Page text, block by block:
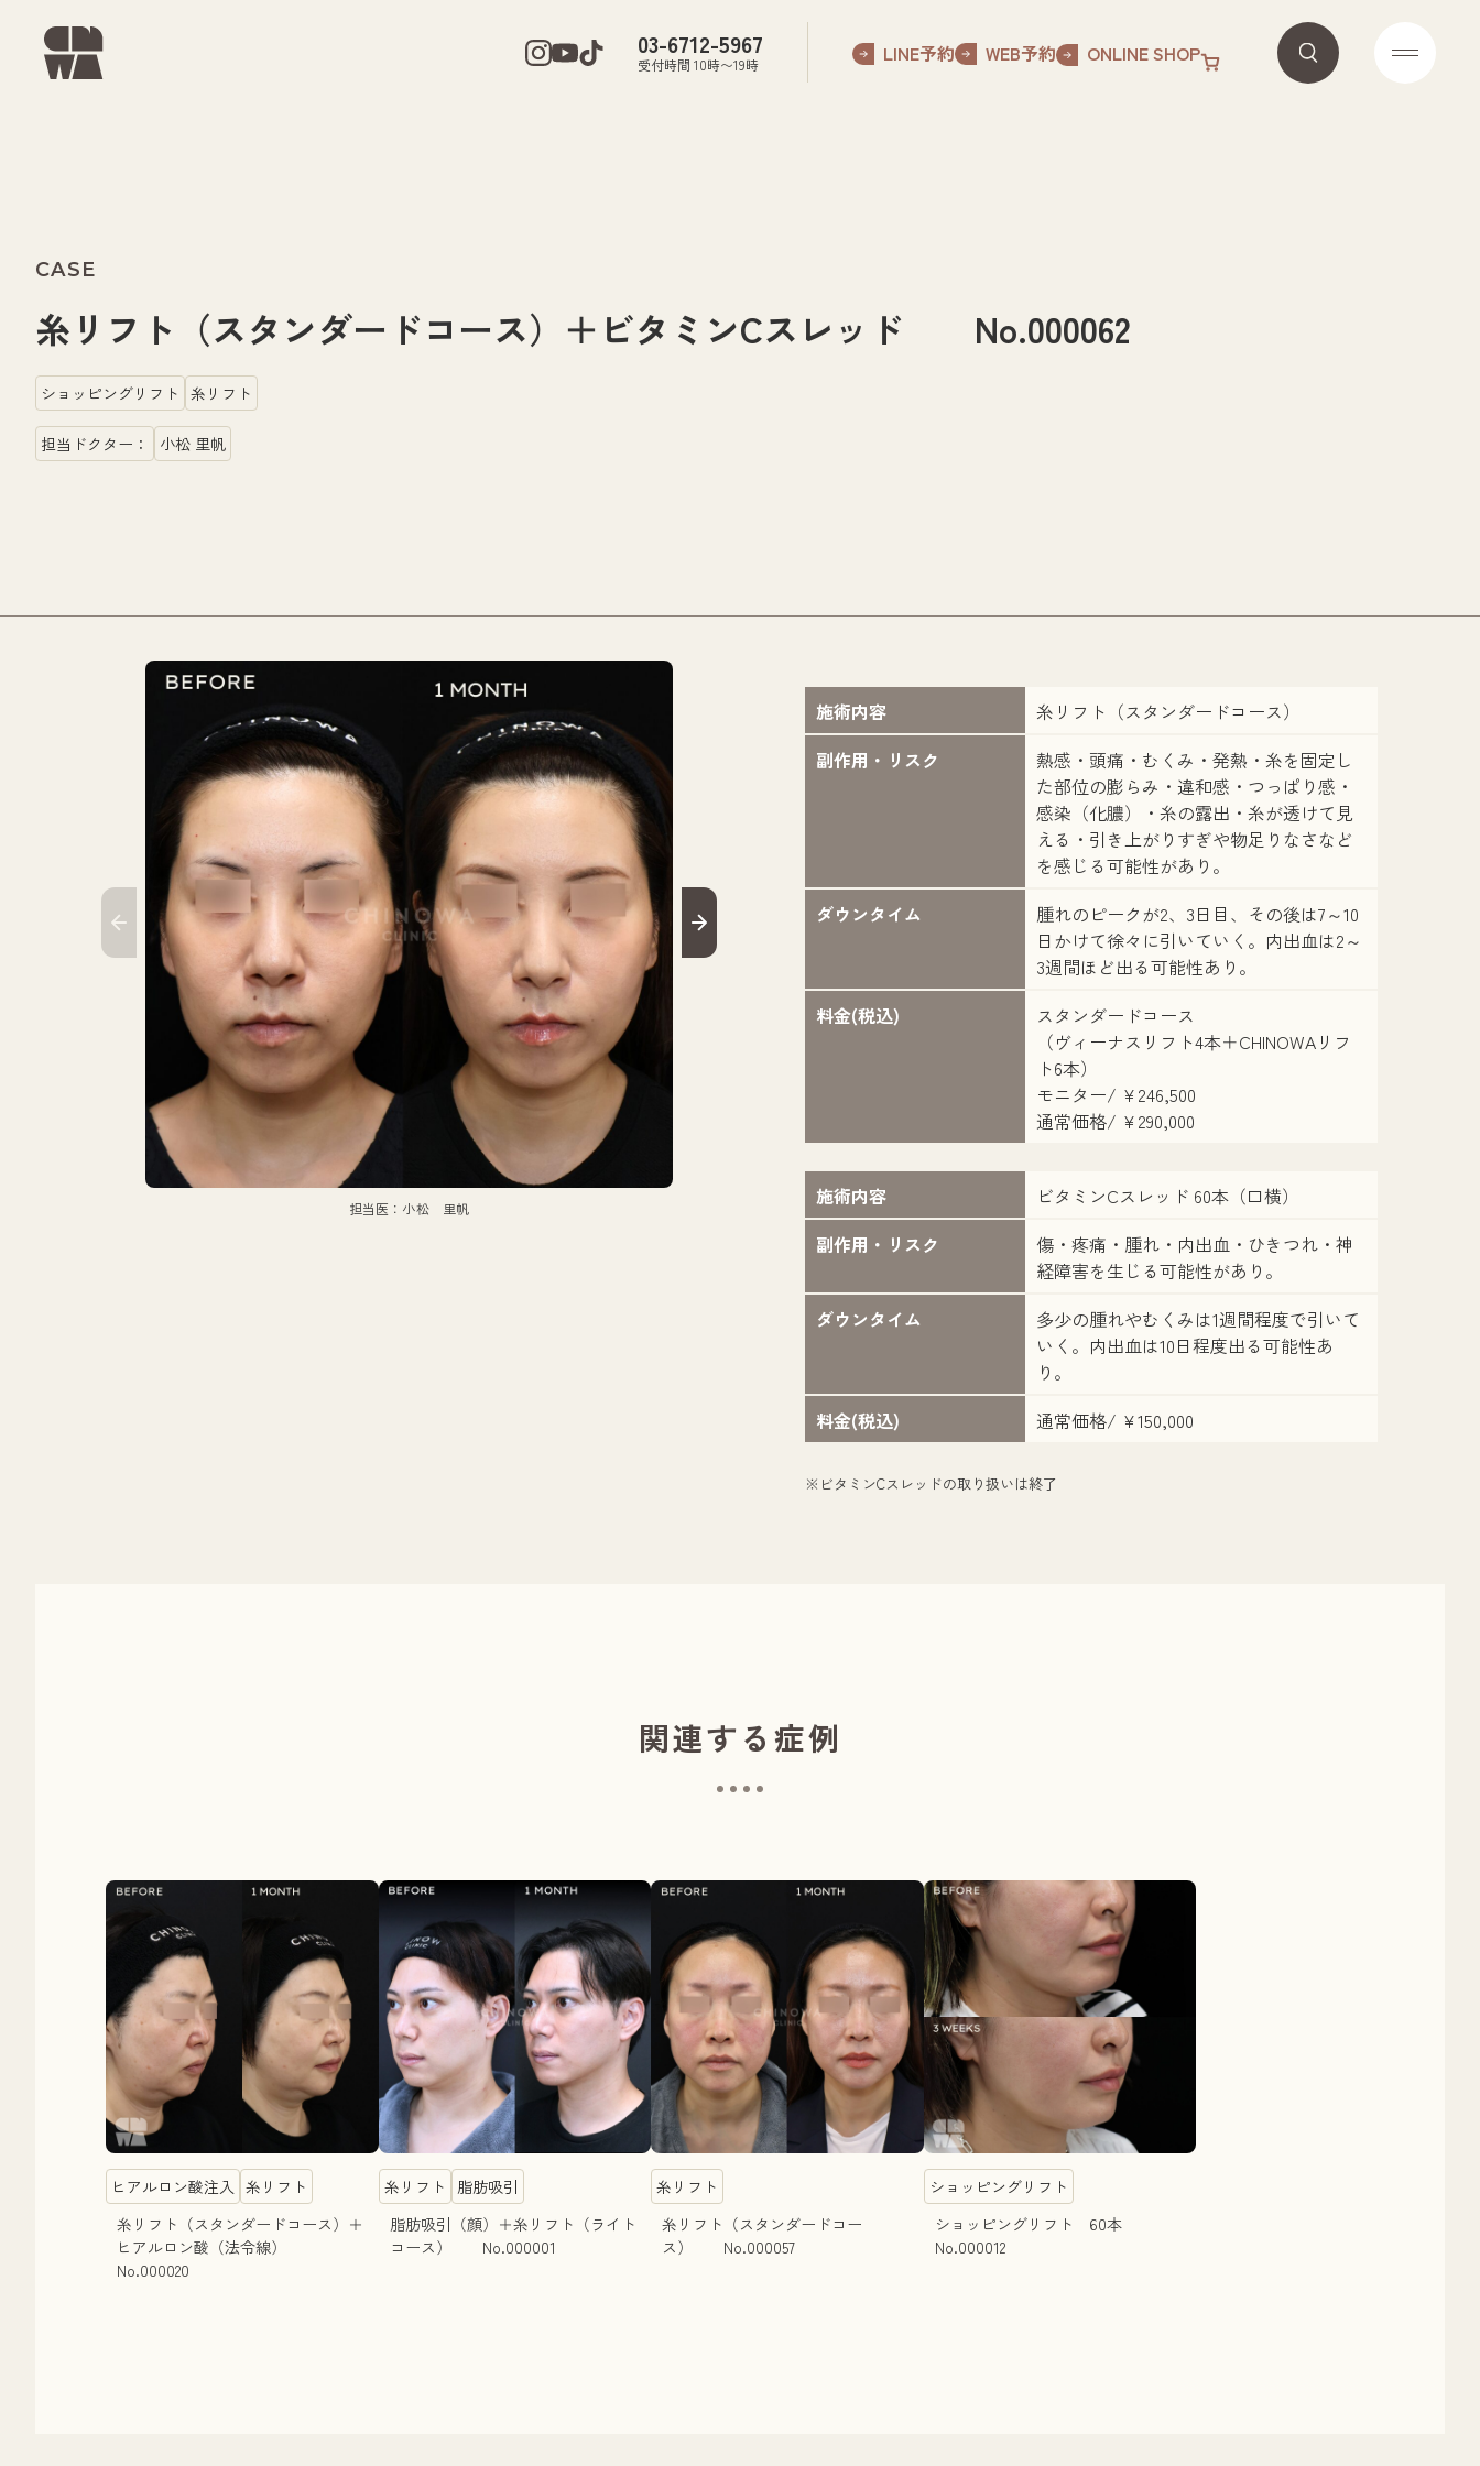
03-6712-5967
受付時間 10時〜19時 LINE予約 WEB予約 ONLINE SHOP
CASE
糸リフト（スタンダードコース）＋ビタミンCスレッド No.000062
ショッピングリフト 糸リフト
担当ドクター： 小松 里帆
担当医：小松 里帆 担当医：小松 里帆
施術内容
糸リフト（スタンダードコース）
副作用・リスク
熱感・頭痛・むくみ・発熱・糸を固定し
た部位の膨らみ・違和感・つっぱり感・
感染（化膿）・糸の露出・糸が透けて見
える・引き上がりすぎや物足りなさなど
を感じる可能性があり。
ダウンタイム
腫れのピークが2、3日目、その後は7～10
日かけて徐々に引いていく。内出血は2～
3週間ほど出る可能性あり。
料金(税込)
スタンダードコース
（ヴィーナスリフト4本＋CHINOWAリフ
ト6本）
モニター/ ¥246,500
通常価格/ ¥290,000
施術内容
ビタミンCスレッド 60本（口横）
副作用・リスク
傷・疼痛・腫れ・内出血・ひきつれ・神
経障害を生じる可能性があり。
ダウンタイム
多少の腫れやむくみは1週間程度で引いて
いく。内出血は10日程度出る可能性あ
り。
料金(税込)
通常価格/ ¥150,000
※ビタミンCスレッドの取り扱いは終了
関連する症例
ヒアルロン酸注入 糸リフト
糸リフト（スタンダードコース）＋
ヒアルロン酸（法令線）
No.000020
糸リフト
脂肪吸引
脂肪吸引（顔）＋糸リフト（ライト
コース） No.000001
糸リフト
糸リフト（スタンダードコー
ス） No.000057
ショッピングリフト
ショッピングリフト 60本
No.000012